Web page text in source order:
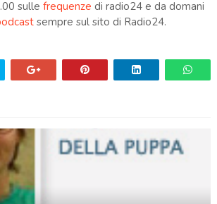
sulle frequenze di radio24 e da domani
sempre sul sito di Radio24.